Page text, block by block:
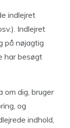
indlejret
Indlejret
på nøjagtig
har besøgt
om dig, bruger
og
indhold,